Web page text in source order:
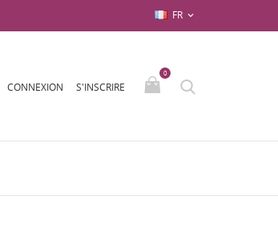
FR 
CONNEXION S'INSCRIRE
0